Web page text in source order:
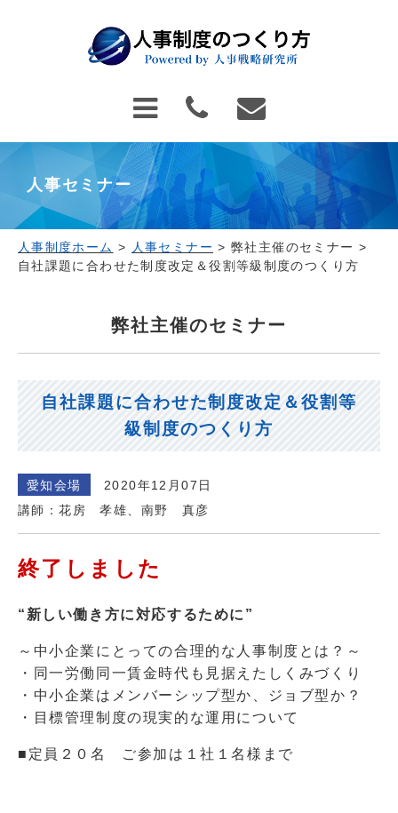
人事セミナー
人事制度ホーム > 人事セミナー >弊社主催のセミナー >
自社課題に合わせた制度改定＆役割等級制度のつくり方
弊社主催のセミナー
自社課題に合わせた制度改定＆役割等
級制度のつくり方
愛知会場
2020年12月07日
講師：花房 孝雄、南野 真彦
終了しました
“新しい働き方に対応するために”
～中小企業にとっての合理的な人事制度とは？～
・同一労働同一賃金時代も見据えたしくみづくり
・中小企業はメンバーシップ型か、ジョブ型か？
・目標管理制度の現実的な運用について
■定員２０名 ご参加は１社１名様まで